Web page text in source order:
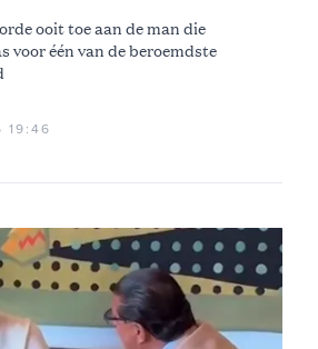
ooit toe aan de man die
voor één van de beroemdste
19:46